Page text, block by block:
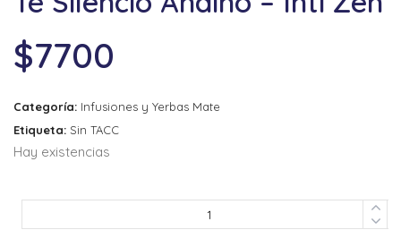
$7700
Categoría: Infusiones y Yerbas Mate
Etiqueta: Sin TACC
Hay existencias